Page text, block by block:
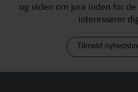
og viden om jura inden for
interesserer
Tilmeld